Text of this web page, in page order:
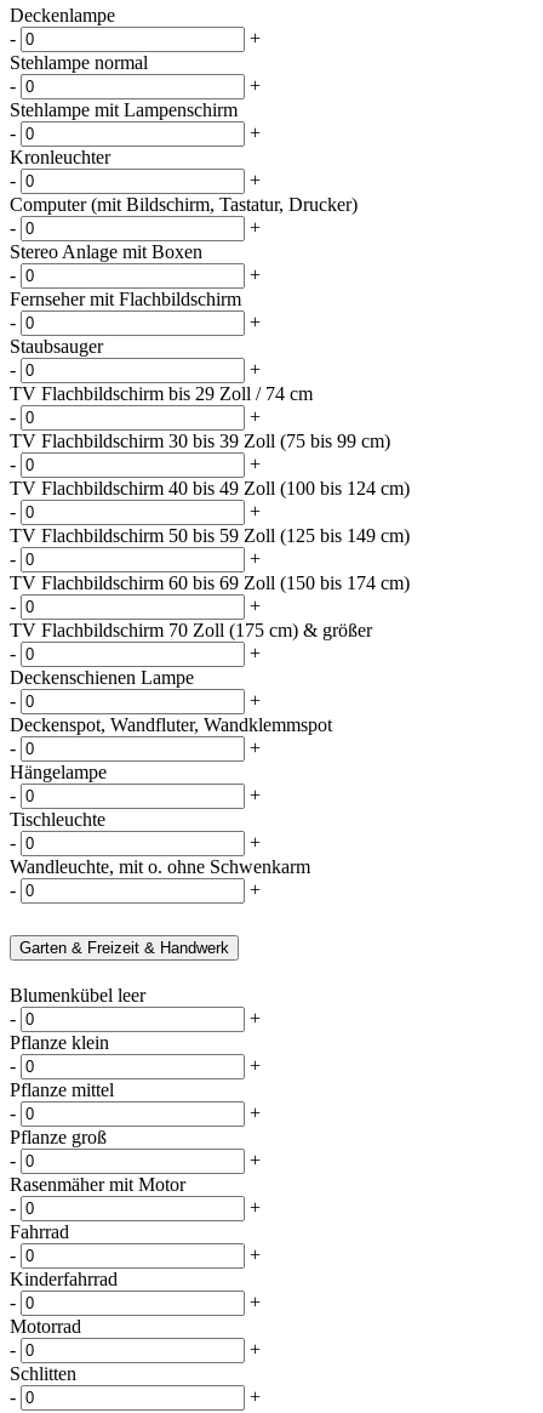
Deckenlampe
-
+
Stehlampe normal
-
+
Stehlampe mit Lampenschirm
-
+
Kronleuchter
-
+
Computer (mit Bildschirm, Tastatur, Drucker)
-
+
Stereo Anlage mit Boxen
-
+
Fernseher mit Flachbildschirm
-
+
Staubsauger
-
+
TV Flachbildschirm bis 29 Zoll / 74 cm
-
+
TV Flachbildschirm 30 bis 39 Zoll (75 bis 99 cm)
-
+
TV Flachbildschirm 40 bis 49 Zoll (100 bis 124 cm)
-
+
TV Flachbildschirm 50 bis 59 Zoll (125 bis 149 cm)
-
+
TV Flachbildschirm 60 bis 69 Zoll (150 bis 174 cm)
-
+
TV Flachbildschirm 70 Zoll (175 cm) & größer
-
+
Deckenschienen Lampe
-
+
Deckenspot, Wandfluter, Wandklemmspot
-
+
Hängelampe
-
+
Tischleuchte
-
+
Wandleuchte, mit o. ohne Schwenkarm
-
+
Garten & Freizeit & Handwerk
Blumenkübel leer
-
+
Pflanze klein
-
+
Pflanze mittel
-
+
Pflanze groß
-
+
Rasenmäher mit Motor
-
+
Fahrrad
-
+
Kinderfahrrad
-
+
Motorrad
-
+
Schlitten
-
+